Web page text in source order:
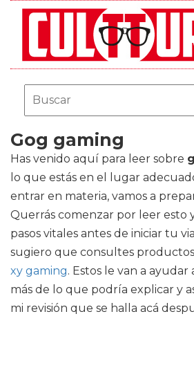
Gog gaming
Has venido aquí para leer sobre
lo que estás en el lugar
entrar en materia, vamos a
Querrás comenzar por leer esto
pasos vitales antes de iniciar tu
sugiero que consultes
xy gaming. Estos le van a
más de lo que podría explicar y
mi revisión que se halla acá